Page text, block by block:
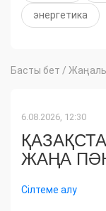
энергетика
Басты бет /
6.08.2026, 12:30
ЖАҢА
Сілтеме алу